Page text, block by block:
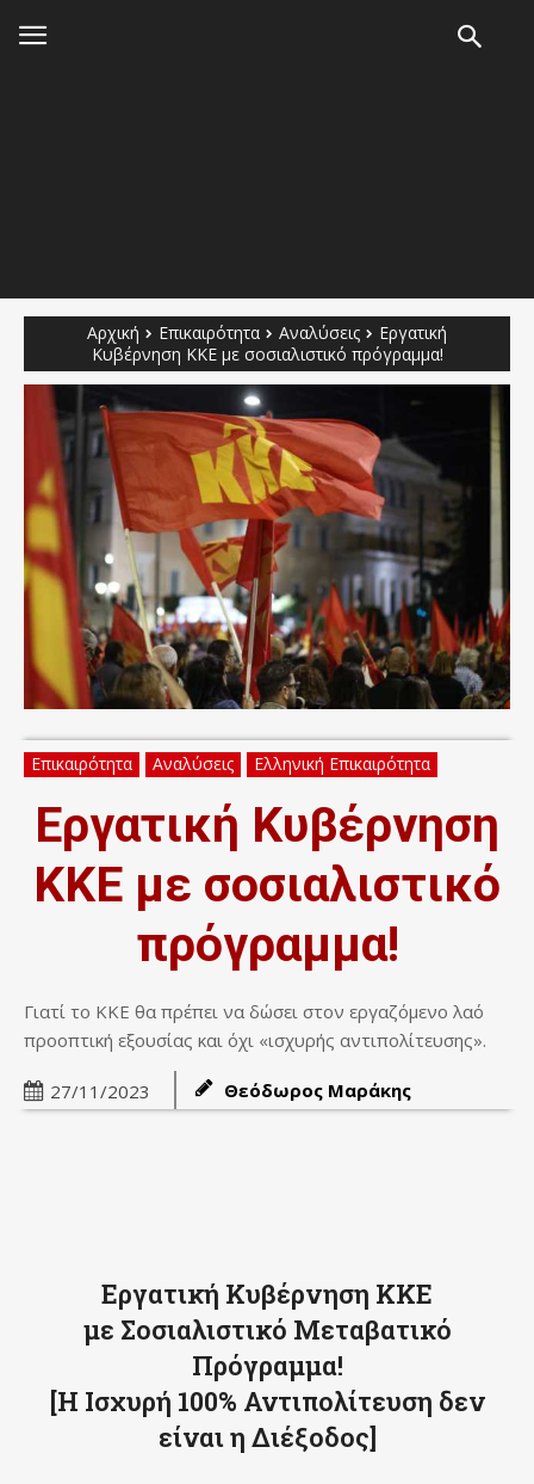
Αρχική Επικαιρότητα Αναλύσεις
Εργατική
Κυβέρνηση ΚΚΕ με σοσιαλιστικό πρόγραμμα!
Επικαιρότητα Αναλύσεις Ελληνική Επικαιρότητα
Εργατική Κυβέρνηση
ΚΚΕ με σοσιαλιστικό
πρόγραμμα!
Γιατί το ΚΚΕ θα πρέπει να δώσει στον εργαζόμενο λαό
προοπτική εξουσίας και όχι «ισχυρής αντιπολίτευσης».
27/11/2023 Θεόδωρος Μαράκης
Εργατική Κυβέρνηση ΚΚΕ
με Σοσιαλιστικό Μεταβατικό
Πρόγραμμα!
[Η Ισχυρή 100% Αντιπολίτευση δεν
είναι η Διέξοδος]